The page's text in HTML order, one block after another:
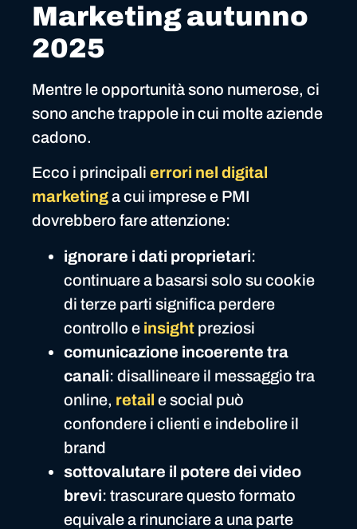
Marketing autunno
2025
Mentre le opportunità sono numerose, ci
sono anche trappole in cui molte aziende
cadono.
Ecco i principali errori nel digital
marketinga cui imprese e PMI
dovrebbero fare attenzione:
ignorare i dati proprietari:
continuare a basarsi solo su cookie
di terze parti significa perdere
controllo e insight preziosi
comunicazione incoerente tra
canali: disallineare il messaggio tra
online, retail e social può
confondere i clienti e indebolire il
brand
sottovalutare il potere dei video
brevi: trascurare questo formato
equivale a rinunciare a una parte